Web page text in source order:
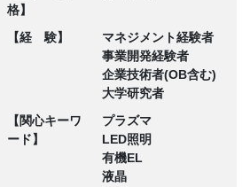
格】
【経 験】
マネジメント経験者
事業開発経験者
企業技術者(OB含む)
大学研究者
【関心キーワ
ード】
プラズマ
LED照明
有機EL
液晶